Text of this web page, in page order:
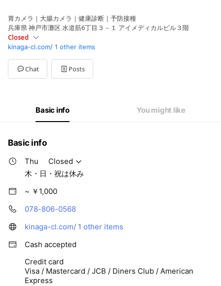
胃カメラ｜大腸カメラ｜健康診断｜予防接種
兵庫県 神戸市灘区 水道筋6丁目３－１ アイメディカルビル３階
Closed
SunClosed
Mon09:00 - 12:00,13:00 - 18:30
Tue09:00 - 12:00,13:00 - 18:30
Wed09:00 - 12:00,13:00 - 18:30
09:00 - 12:00
木・日・祝は休み
kinaga-cl.com/ 1 other items
Chat Posts
Basic info You might like
Basic info
Thu
Closed
木・日・祝は休み
~ ￥1,000
078-806-0568
kinaga-cl.com/ 1 other items
Cash accepted
Credit card
Visa / Mastercard / JCB / Diners Club / American
Express